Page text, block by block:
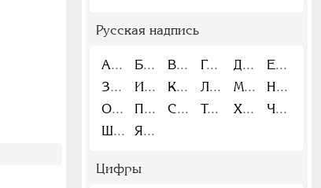
Русская надпись
А Б В Г Д
Е
З
И К Л М
Н
О
П С Т Х
Ч
Ш
Я
Цифры